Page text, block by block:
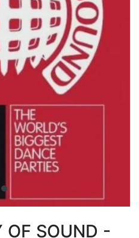
OF SOUND -